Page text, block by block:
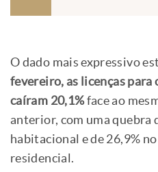
O dado mais expressivo
fevereiro, as licenças
caíram 20,1%face ao
anterior, com uma quebra
habitacional e de 26,9%
residencial.